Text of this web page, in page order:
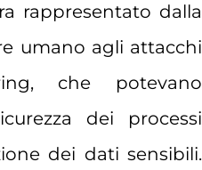
rappresentato dalla
umano agli attacchi
che potevano
dei processi
dei dati sensibili.